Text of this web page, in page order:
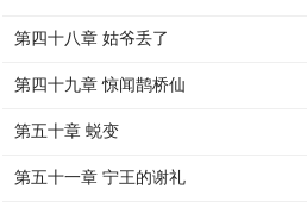
第四十八章 姑爷丢了
第四十九章 惊闻鹊桥仙
第五十章 蜕变
第五十一章 宁王的谢礼